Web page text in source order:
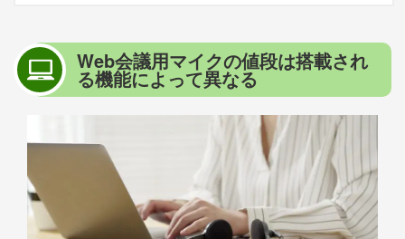
Web会議用マイクの値段は搭載され
る機能によって異なる